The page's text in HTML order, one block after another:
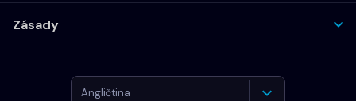
Zásady
Angličtina